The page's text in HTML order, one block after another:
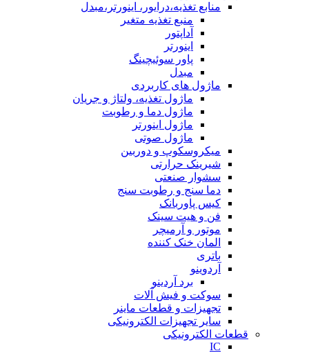
منابع تغذیه،درایور، اینورتر،مبدل
منبع تغذیه متغیر
آداپتور
اینورتر
پاور سوئیچینگ
مبدل
ماژول های کاربردی
ماژول تغذیه، ولتاژ و جریان
ماژول دما و رطوبت
ماژول اینورتر
ماژول صوتی
میکروسکوپ و دوربین
شیرینک حرارتی
سشوار صنعتی
دما سنج و رطوبت سنج
کیس پاوربانک
فن و هیت سینک
موتور و آرمیچر
المان خنک کننده
باتری
آردوینو
برد آردینو
سوکت و فیش آلات
تجهیزات و قطعات ماینر
سایر تجهیزات الکترونیکی
قطعات الکترونیکی
IC